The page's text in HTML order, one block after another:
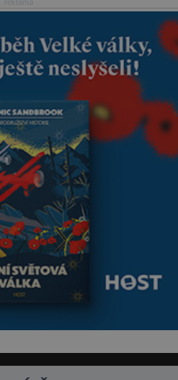
a specifické potřeby dítěte. Pro
jednoduchost, měkkost a
bezpečí, proto by pokoj
miminka měl působit především
klidně a útulně. Předškolní věk